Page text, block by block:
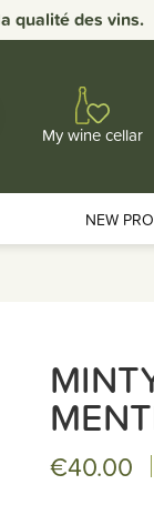
qualité des vins.
My wine cellar
NEW
€40.00